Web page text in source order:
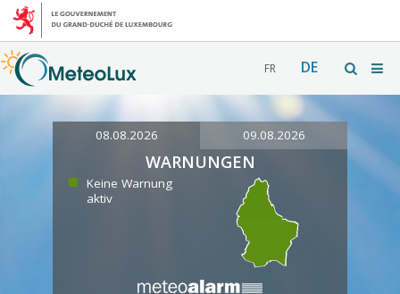
FR DE
08.08.2026 09.08.2026
WARNUNGEN
Keine Warnung
aktiv